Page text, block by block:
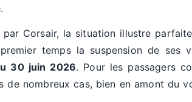
Corsair, la situation illustre
temps la suspension de ses
30 juin 2026. Pour les passagers
de nombreux cas, bien en amont du